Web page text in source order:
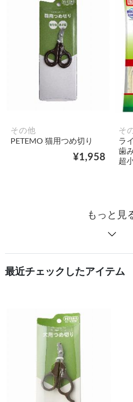
その他
PETEMO 猫用つめ切り
¥1,958
そ
ラ
歯
超
もっと見
最近チェックしたアイテム